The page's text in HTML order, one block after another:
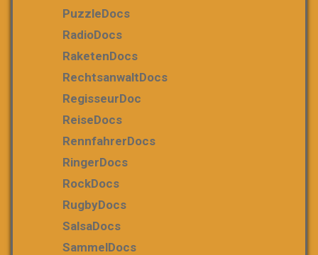
PuzzleDocs
RadioDocs
RaketenDocs
RechtsanwaltDocs
RegisseurDoc
ReiseDocs
RennfahrerDocs
RingerDocs
RockDocs
RugbyDocs
SalsaDocs
SammelDocs